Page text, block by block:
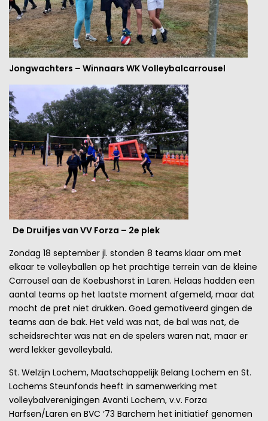
Jongwachters – Winnaars WK Volleybalcarrousel
De Druifjes van VV Forza – 2e plek
Zondag 18 september jl. stonden 8 teams klaar om met
elkaar te volleyballen op het prachtige terrein van de kleine
Carrousel aan de Koebushorst in Laren. Helaas hadden een
aantal teams op het laatste moment afgemeld, maar dat
mocht de pret niet drukken. Goed gemotiveerd gingen de
teams aan de bak. Het veld was nat, de bal was nat, de
scheidsrechter was nat en de spelers waren nat, maar er
werd lekker gevolleybald.
St. Welzijn Lochem, Maatschappelijk Belang Lochem en St.
Lochems Steunfonds heeft in samenwerking met
volleybalverenigingen Avanti Lochem, v.v. Forza
Harfsen/Laren en BVC ‘73 Barchem het initiatief genomen